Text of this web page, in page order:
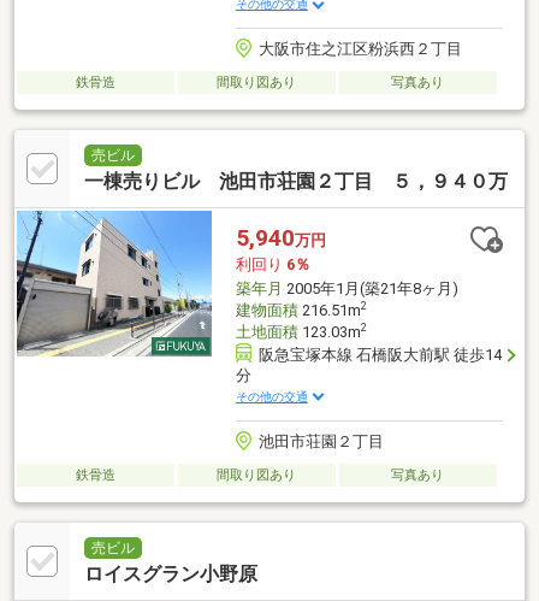
その他の交通
大阪市住之江区粉浜西２丁目
鉄骨造 間取り図あり 写真あり
売ビル
一棟売りビル 池田市荘園２丁目 ５，９４０万
5,940万円
利回り 6％
築年月 2005年1月(築21年8ヶ月)
建物面積216.51m2
土地面積123.03m2
阪急宝塚本線 石橋阪大前駅 徒歩14
分
その他の交通
池田市荘園２丁目
鉄骨造 間取り図あり 写真あり
売ビル
ロイスグラン小野原